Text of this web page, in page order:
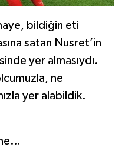
bildiğin eti
satan Nusret’in
yer almasıydı.
ne
yer alabildik.